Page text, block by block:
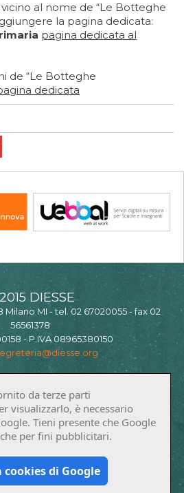
al nome de “Le Botteghe
la pagina dedicata:
pagina dedicata al
de “Le Botteghe
dedicata
DIESSE
Milano MI - tel. 02 67020055 - fax 02
56561378
- P.IVA 08965380150
da terze parti
visualizzarlo, è necessario
Tieni presente che Google
per fini pubblicitari.
cookies di Google